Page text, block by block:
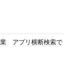
業 アプリ横断検索で